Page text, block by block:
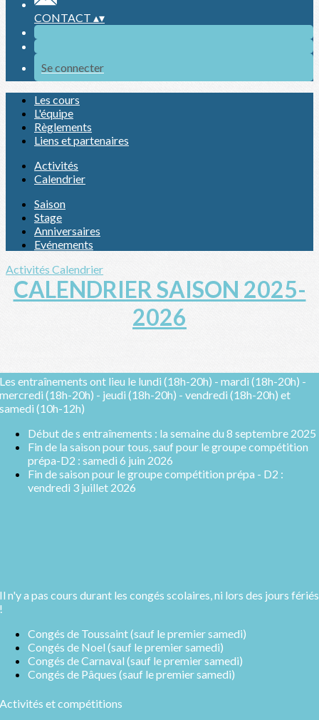
CONTACT ▴▾
Se connecter
Les cours
L'équipe
Règlements
Liens et partenaires
Activités
Calendrier
Saison
Stage
Anniversaires
Evénements
Activités Calendrier
CALENDRIER SAISON 2025-
2026
entraînements ont lieu le lundi (18h-20h) - mardi (18h-20h) -
(18h-20h) - jeudi (18h-20h) - vendredi (18h-20h) et
(10h-12h)
Début de s entraînements : la semaine du 8 septembre 2025
Fin de la saison pour tous, sauf pour le groupe compétition
prépa-D2 : samedi 6 juin 2026
Fin de saison pour le groupe compétition prépa - D2 :
vendredi 3 juillet 2026
n'y a pas cours durant les congés scolaires, ni lors des jours fériés
Congés de Toussaint (sauf le premier samedi)
Congés de Noel (sauf le premier samedi)
Congés de Carnaval (sauf le premier samedi)
Congés de Pâques (sauf le premier samedi)
et compétitions